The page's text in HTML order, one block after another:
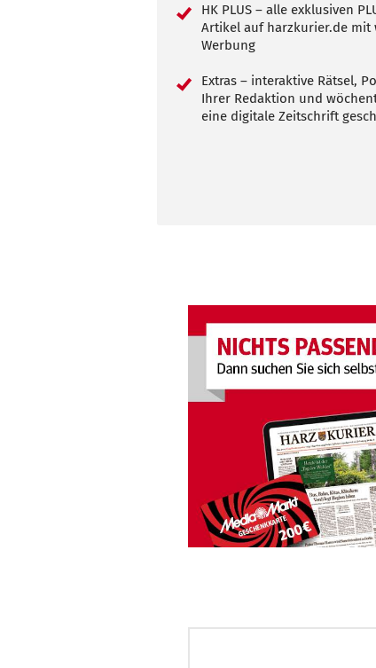
HK PLUS – alle exklusiven
Artikel auf harzkurier.de mit
Werbung
Extras – interaktive Rätsel,
Ihrer Redaktion und
eine digitale Zeitschrift